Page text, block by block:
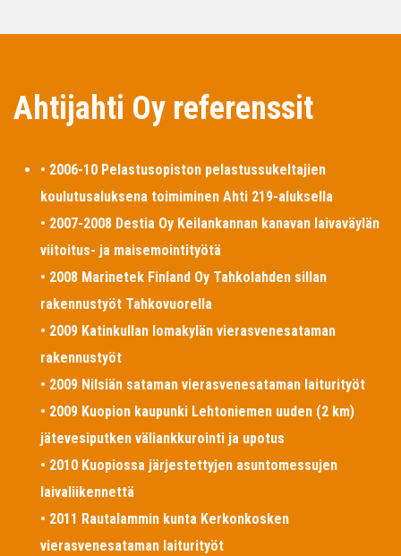
Ahtijahti Oy referenssit
• 2006-10 Pelastusopiston pelastussukeltajien
koulutusaluksena toimiminen Ahti 219-aluksella
• 2007-2008 Destia Oy Keilankannan kanavan laivaväylän
viitoitus- ja maisemointityötä
• 2008 Marinetek Finland Oy Tahkolahden sillan
rakennustyöt Tahkovuorella
• 2009 Katinkullan lomakylän vierasvenesataman
rakennustyöt
• 2009 Nilsiän sataman vierasvenesataman laiturityöt
• 2009 Kuopion kaupunki Lehtoniemen uuden (2 km)
jätevesiputken väliankkurointi ja upotus
• 2010 Kuopiossa järjestettyjen asuntomessujen
laivaliikennettä
• 2011 Rautalammin kunta Kerkonkosken
vierasvenesataman laiturityöt